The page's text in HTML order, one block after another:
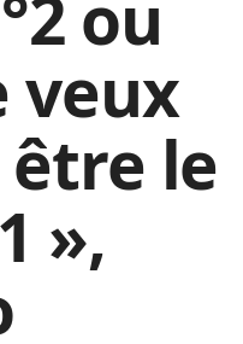
ou
veux
le
»,